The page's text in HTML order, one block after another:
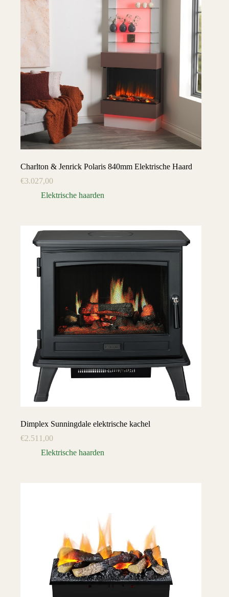
Charlton & Jenrick Polaris 840mm Elektrische Haard
€3.027,00
Elektrische haarden
Dimplex Sunningdale elektrische kachel
€2.511,00
Elektrische haarden